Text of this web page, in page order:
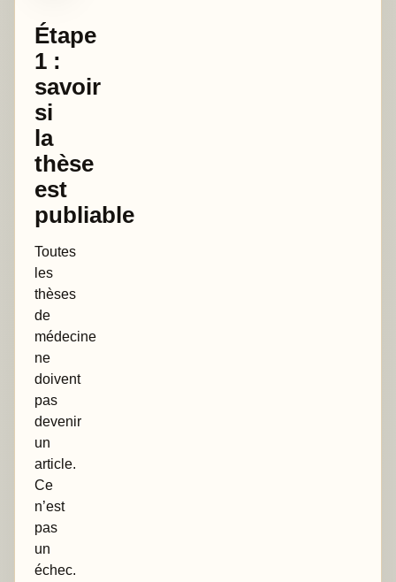
Étape
1 :
savoir
si
la
thèse
est
publiable
Toutes
les
thèses
de
médecine
ne
doivent
pas
devenir
un
article.
Ce
n’est
pas
un
échec.